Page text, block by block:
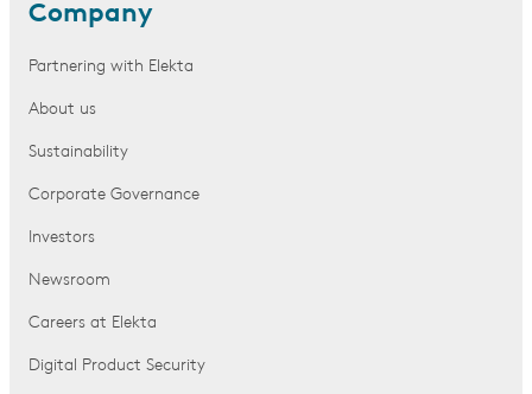
Company
Partnering with Elekta
About us
Sustainability
Corporate Governance
Investors
Newsroom
Careers at Elekta
Digital Product Security